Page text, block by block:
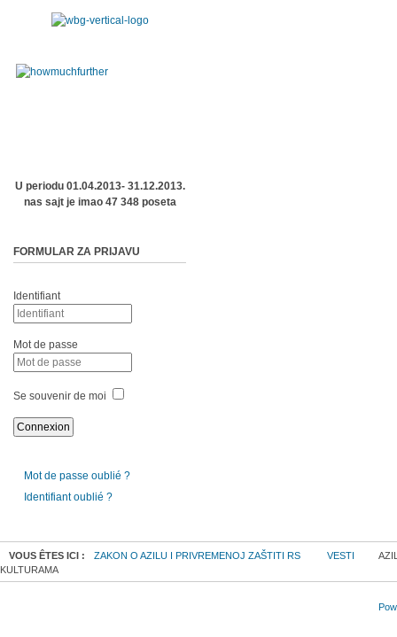
U periodu 01.04.2013- 31.12.2013.
nas sajt je imao 47 348 poseta
FORMULAR ZA PRIJAVU
Identifiant
Mot de passe
Se souvenir de moi
Mot de passe oublié ?
Identifiant oublié ?
VOUS ÊTES ICI : ZAKON O AZILU I PRIVREMENOJ ZAŠTITI RS VESTI
KULTURAMA